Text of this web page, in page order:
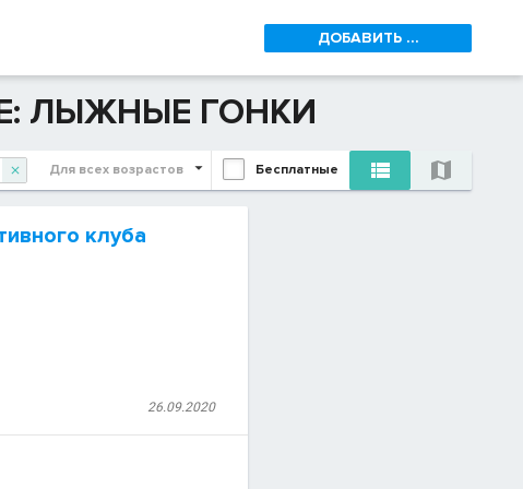
ДОБАВИТЬ ...
ЛЫЖНЫЕ ГОНКИ
 Для всех возрастов Бесплатные  
клуба
26.09.2020